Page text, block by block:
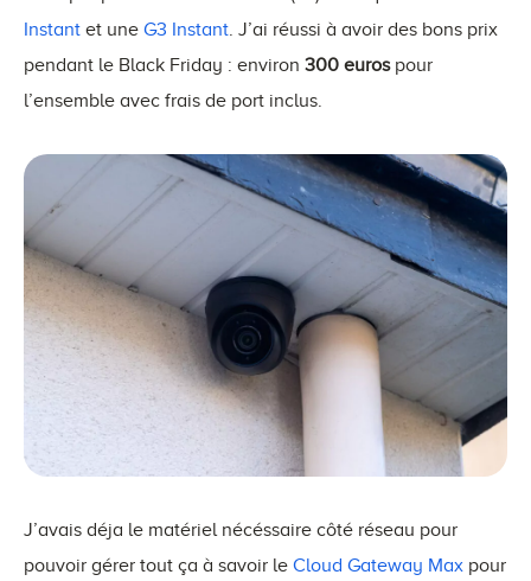
Instant et une G3 Instant. J’ai réussi à avoir des bons prix
pendant le Black Friday : environ 300 eurospour
l’ensemble avec frais de port inclus.
J’avais déja le matériel nécéssaire côté réseau pour
pouvoir gérer tout ça à savoir le Cloud Gateway Max pour